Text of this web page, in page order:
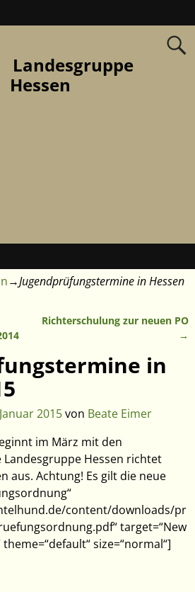
Landesgruppe
Hessen
→Jugendprüfungstermine in Hessen
Richterschulung zur neuen PO
→
in
2015von Beate Eimer
im März mit den
Landesgruppe Hessen richtet
aus. Achtung! Es gilt die neue
content/downloads/pr
target=“New
theme=“default“ size=“normal“]